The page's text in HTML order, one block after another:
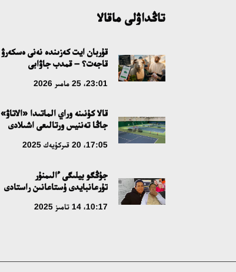
تاڭداۋلى ماقالا
قۇربان ايت كەزىندە نەنى ەسكەرۋ
قاجەت؟ – قمدب جاۋابى
23:01، 25 مامىر 2026
قالا كۇنىنە وراي الماتىدا «الاتاۋ»
جاڭا تەننيس ورتالىعى اشىلادى
17:05، 20 قىركۇيەك 2025
جۇڭگو بيلىگى ءالىمنۇر
تۇرعانبايدى ۇستاعانىن راستادى
10:17، 14 تامىز 2025